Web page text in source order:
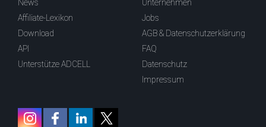
News
Affiliate-Lexikon
Download
API
Unterstütze ADCELL
Unternehmen
Jobs
AGB & Datenschutzerklärung
FAQ
Datenschutz
Impressum